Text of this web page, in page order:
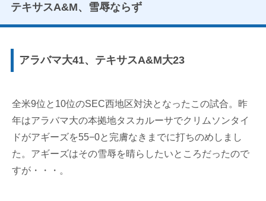
テキサスA&M、雪辱ならず
アラバマ大41、テキサスA&M大23
全米9位と10位のSEC西地区対決となったこの試合。昨
年はアラバマ大の本拠地タスカルーサでクリムソンタイ
ドがアギーズを55−0と完膚なきまでに打ちのめしまし
た。アギーズはその雪辱を晴らしたいところだったので
すが・・・。